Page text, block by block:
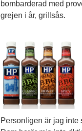
bombarderad med
grejen i år, grillsås.
Personligen är jag inte